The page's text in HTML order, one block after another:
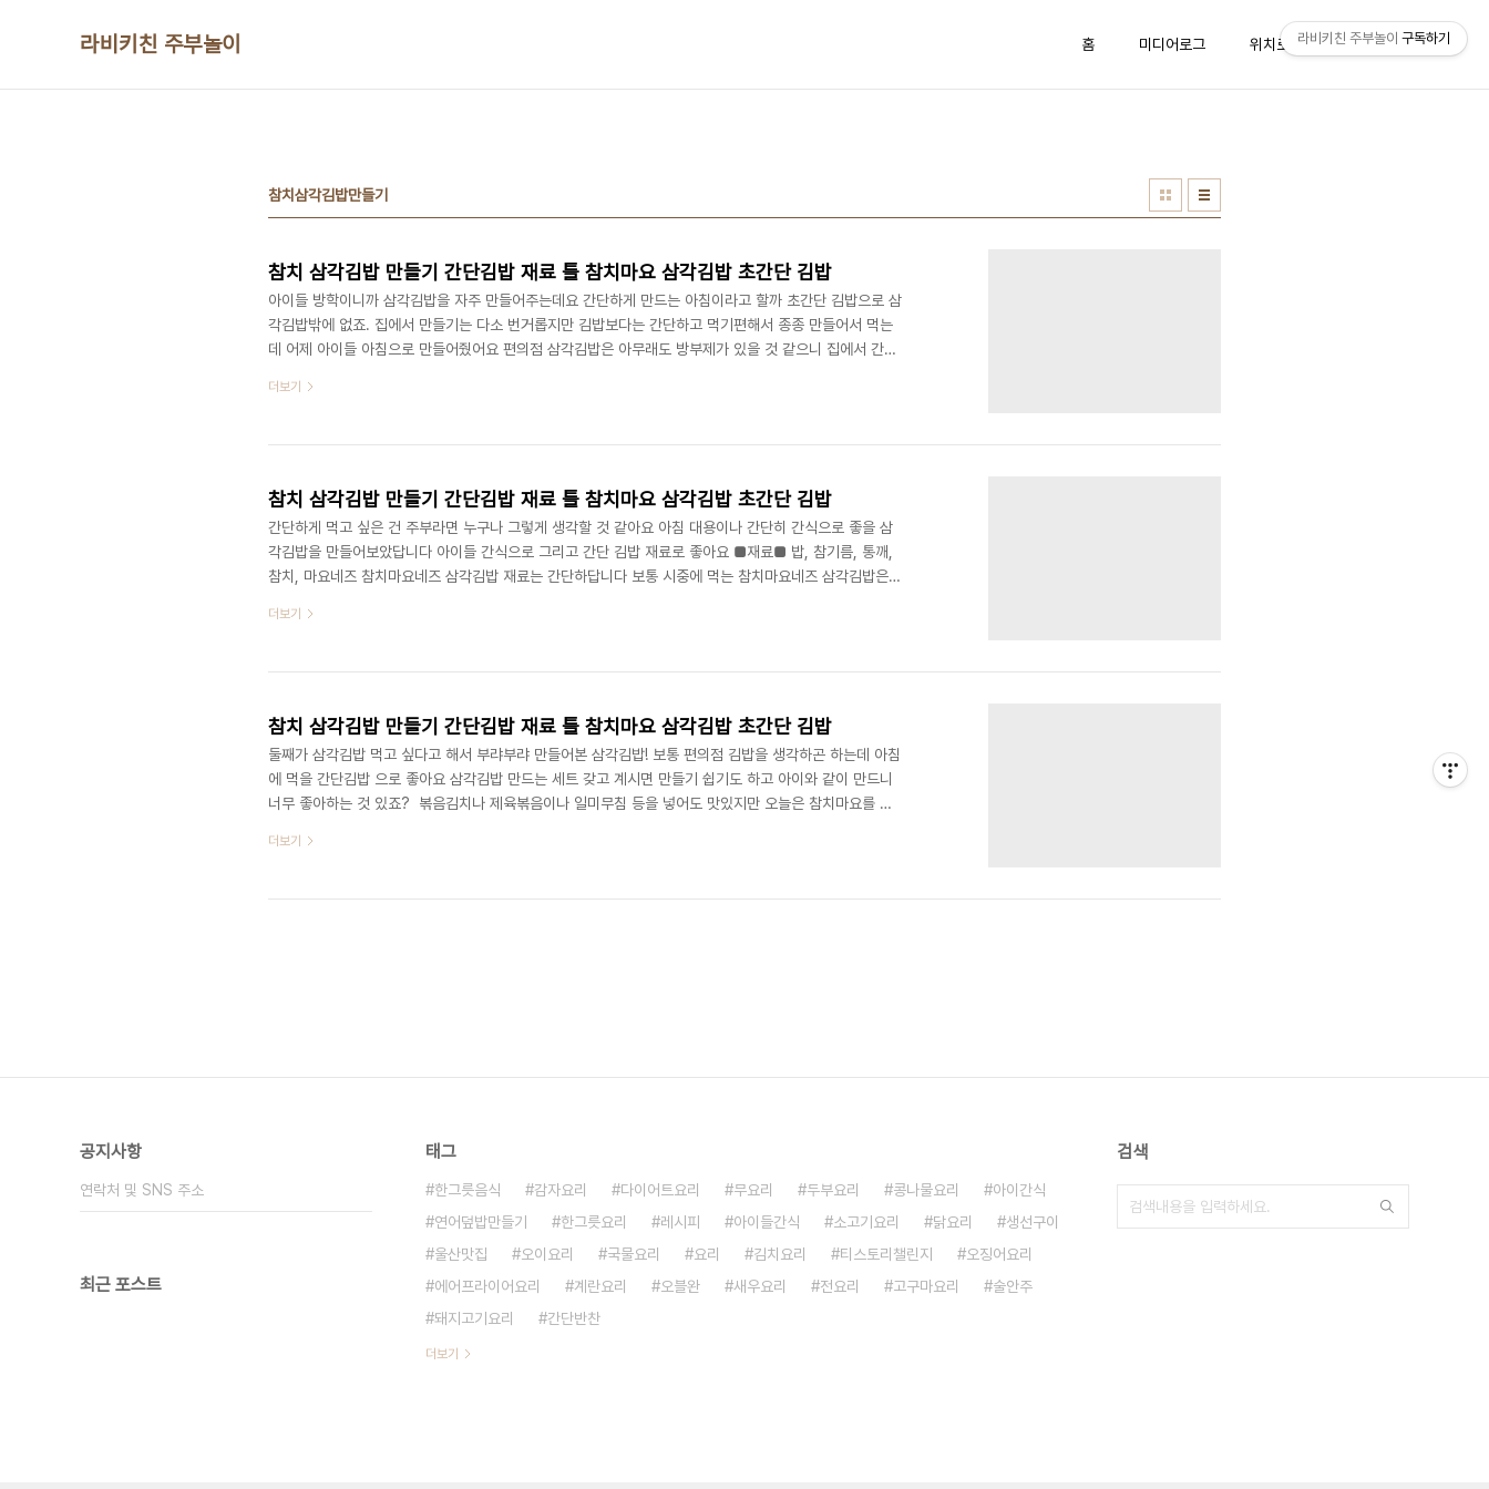
라비키친 주부놀이 홈 미디어로그 위치로그 방명록
참치삼각김밥만들기
참치 삼각김밥 만들기 간단김밥 재료 틀 참치마요 삼각김밥 초간단 김밥
아이들 방학이니까 삼각김밥을 자주 만들어주는데요 간단하게 만드는 아침이라고 할까 초간단 김밥으로 삼
각김밥밖에 없죠. 집에서 만들기는 다소 번거롭지만 김밥보다는 간단하고 먹기편해서 종종 만들어서 먹는
데 어제 아이들 아침으로 만들어줬어요 편의점 삼각김밥은 아무래도 방부제가 있을 것 같으니 집에서 간단
밥 참기름, 단무지, 참치, 마요네즈 참기름 ​ 재료는 간단하죠? 저는 참치마요라 캔참치라 단무지를 준비했
어울려요 참치는 기름을 빼서 준비합니다 참치에 단무지를 넣은 후 마요네즈 2스푼 정도 넣어서 잘 버무려
더보기
참치 삼각김밥 만들기 간단김밥 재료 틀 참치마요 삼각김밥 초간단 김밥
간단하게 먹고 싶은 건 주부라면 누구나 그렇게 생각할 것 같아요 아침 대용이나 간단히 간식으로 좋을 삼
각김밥을 만들어보았답니다 아이들 간식으로 그리고 간단 김밥 재료로 좋아요 ​■재료■ 밥, 참기름, 통깨,
참치, 마요네즈 참치마요네즈 삼각김밥 재료는 간단하답니다 보통 시중에 먹는 참치마요네즈 삼각김밥은
즈랑 참치만 넣어도 맛있었어요 ​우선 밥을 준비합니다 밥을 양념해야 하는데요 참기름 1스푼 통깨 1/2스푼
어갈 밥은 완성이랍니다 삼각김밥 만들기 들어갈 참치는 100g 참치를 기름을 빼서 준비합니다 마..
더보기
참치 삼각김밥 만들기 간단김밥 재료 틀 참치마요 삼각김밥 초간단 김밥
둘째가 삼각김밥 먹고 싶다고 해서 부랴부랴 만들어본 삼각김밥! 보통 편의점 김밥을 생각하곤 하는데 아침
에 먹을 간단김밥 으로 좋아요 삼각김밥 만드는 세트 갖고 계시면 만들기 쉽기도 하고 아이와 같이 만드니
너무 좋아하는 것 있죠? ​ 볶음김치나 제육볶음이나 일미무침 등을 넣어도 맛있지만 오늘은 참치마요를 넣
삼각김밥 만들어보려고 해요 우선 먼저 밥을 준비합니다 밥은 그냥 넣는 것보다 양념을 하는 것이 좋은데요
요. ​ 참치 1캔, 단무지 2스푼, 마요네즈 3스푼을 넣은 후 잘 섞어주세요! 이제 삼각김..
더보기
공지사항
연락처 및 SNS 주소
최근 포스트
태그
한그릇음식 감자요리 다이어트요리 무요리 두부요리 콩나물요리
아이간식
연어덮밥만들기
한그릇요리 레시피 아이들간식 소고기요리 닭요리
생선구이
울산맛집
오이요리 국물요리 요리 김치요리 티스토리챌린지
오징어요리
에어프라이어요리
계란요리 오블완 새우요리 전요리 고구마요리
술안주
돼지고기요리
간단반찬
더보기
검색
라비키친 주부놀이 구독하기